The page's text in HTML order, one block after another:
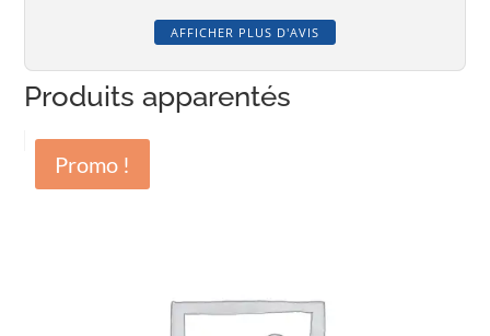
AFFICHER PLUS D'AVIS
Produits apparentés
Promo !